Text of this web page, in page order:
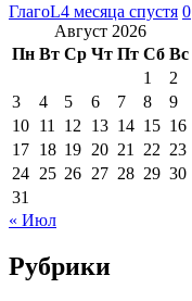
ГлагоL4 месяца спустя 0
Август 2026
Пн Вт Ср Чт Пт Сб Вс
1
2
3
4 5 6 7 8
9
10 11 12 13 14 15 16
17 18 19 20 21 22 23
24 25 26 27 28 29 30
31
« Июл
Рубрики